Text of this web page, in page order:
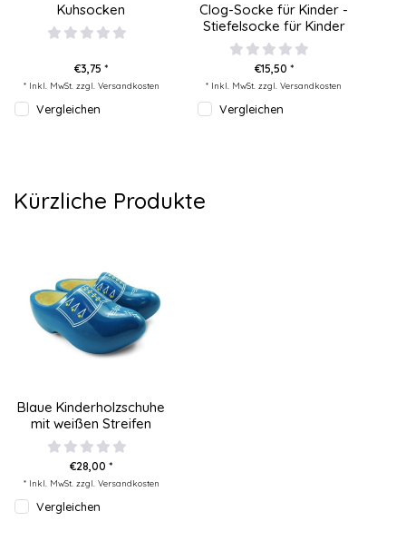
Kuhsocken
€3,75 *
* Inkl. MwSt. zzgl. Versandkosten
Vergleichen
Clog-Socke für Kinder -
Stiefelsocke für Kinder
€15,50 *
* Inkl. MwSt. zzgl.Versandkosten
Vergleichen
Kürzliche Produkte
Blaue Kinderholzschuhe
mit weißen Streifen
€28,00 *
* Inkl. MwSt. zzgl. Versandkosten
Vergleichen